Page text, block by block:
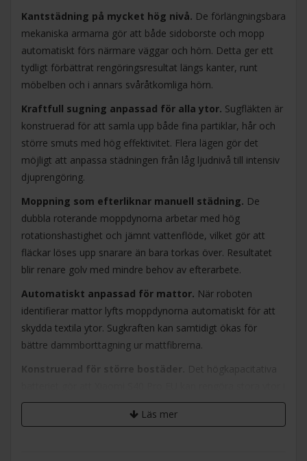
Kantstädning på mycket hög nivå. De förlängningsbara
mekaniska armarna gör att både sidoborste och mopp
automatiskt förs närmare väggar och hörn. Detta ger ett
tydligt förbättrat rengöringsresultat längs kanter, runt
möbelben och i annars svåråtkomliga hörn.
Kraftfull sugning anpassad för alla ytor. Sugfläkten är
konstruerad för att samla upp både fina partiklar, hår och
större smuts med hög effektivitet. Flera lägen gör det
möjligt att anpassa städningen från låg ljudnivå till intensiv
djuprengöring.
Moppning som efterliknar manuell städning. De
dubbla roterande moppdynorna arbetar med hög
rotationshastighet och jämnt vattenflöde, vilket gör att
fläckar löses upp snarare än bara torkas över. Resultatet
blir renare golv med mindre behov av efterarbete.
Automatiskt anpassad för mattor. När roboten
identifierar mattor lyfts moppdynorna automatiskt för att
skydda textila ytor. Sugkraften kan samtidigt ökas för
bättre dammborttagning ur mattfibrerna.
Konstruerad för större bostäder.
Det högkapacitativa
ett sammanhängande städpass. De generösa behållarna
för damm och vatten minskar behovet av manuella avbrott.
Läs mer